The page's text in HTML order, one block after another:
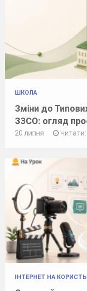
ШКОЛА
Зміни до
ЗЗСО: огляд
20 липня
ІНТЕРНЕТ НА КОРИСТЬ